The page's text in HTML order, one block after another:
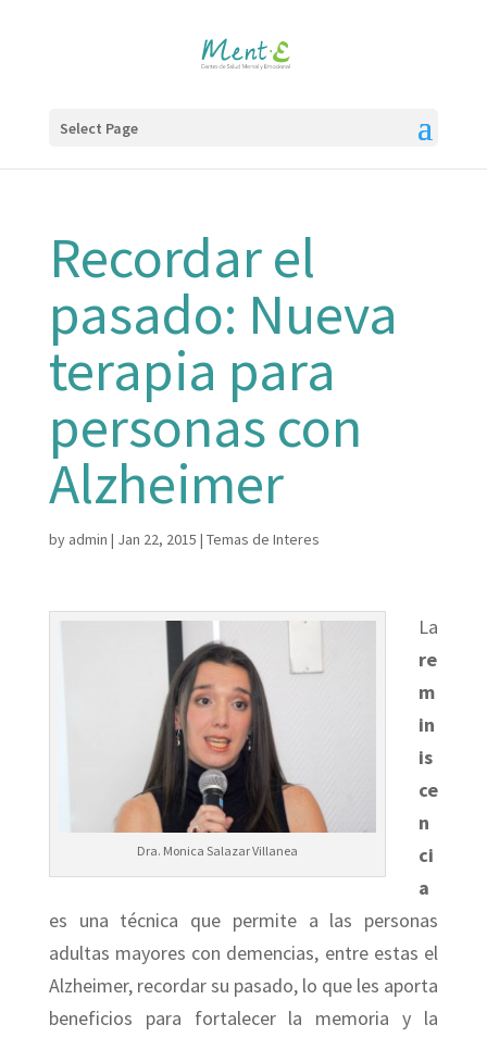
Select Page
Recordar el
pasado: Nueva
terapia para
personas con
Alzheimer
by admin | Jan 22, 2015 | Temas de Interes
Dra. Monica Salazar Villanea
La
re
m
in
is
ce
n
ci
a
es una técnica que permite a las personas
adultas mayores con demencias, entre estas el
Alzheimer, recordar su pasado, lo que les aporta
beneficios para fortalecer la memoria y la